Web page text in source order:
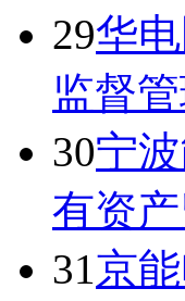
29华
监督
30宁
有资
31京